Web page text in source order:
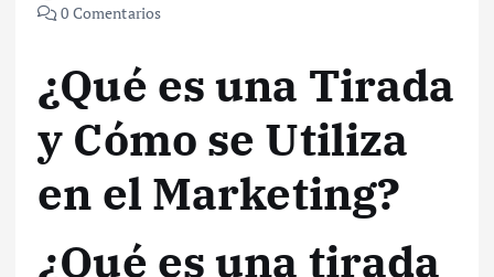
0 Comentarios
¿Qué es una Tirada
y Cómo se Utiliza
en el Marketing?
¿Qué es una tirada